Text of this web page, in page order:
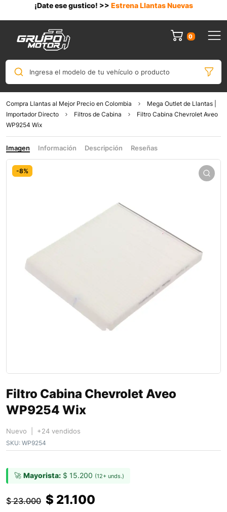
¡Date ese gustico! >> Estrena Llantas Nuevas
0
Ingresa el modelo de tu vehículo o producto
Compra Llantas al Mejor Precio en Colombia
Mega Outlet de Llantas |
Importador Directo
Filtros de Cabina
Filtro Cabina Chevrolet Aveo
WP9254 Wix
Imagen Información Descripción Reseñas
-8%
Filtro Cabina Chevrolet Aveo
WP9254 Wix
Nuevo | +24 vendidos
SKU: WP9254
🚀 Mayorista: $ 15.200 (12+ unds.)
$23.000 $ 21.100